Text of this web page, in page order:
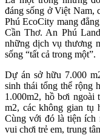
đáng sống ở Việt Nam,
Phú EcoCity mang
Cần Thơ. An Phú
những dịch vụ thương
sống “tất cả trong một”.
Dự án sở hữu 7.000
sinh thái tổng thể rộng
1.000m2, hồ bơi
m2, các không gian
Cùng với đó là tiện ích
vui chơi trẻ em, trung